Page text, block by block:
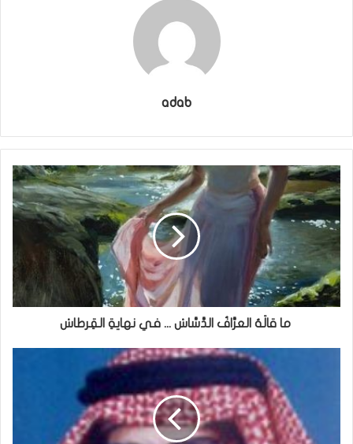
adab
ما قالَهُ العرَّافُ الدَّسَّاسْ ... في نهايةِ القِرطاسْ